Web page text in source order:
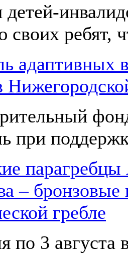
детей-
ребят,
адаптивных
при
–
гребле
по 3 августа